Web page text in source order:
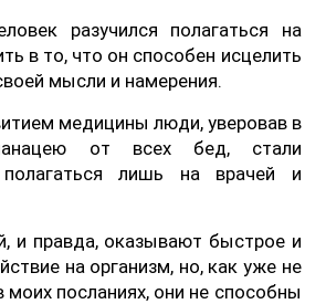
разучился полагаться на
в то, что он способен исцелить
мысли и намерения.
медицины люди, уверовав в
от всех бед, стали
полагаться лишь на врачей и
и правда, оказывают быстрое и
на организм, но, как уже не
моих посланиях, они не способны